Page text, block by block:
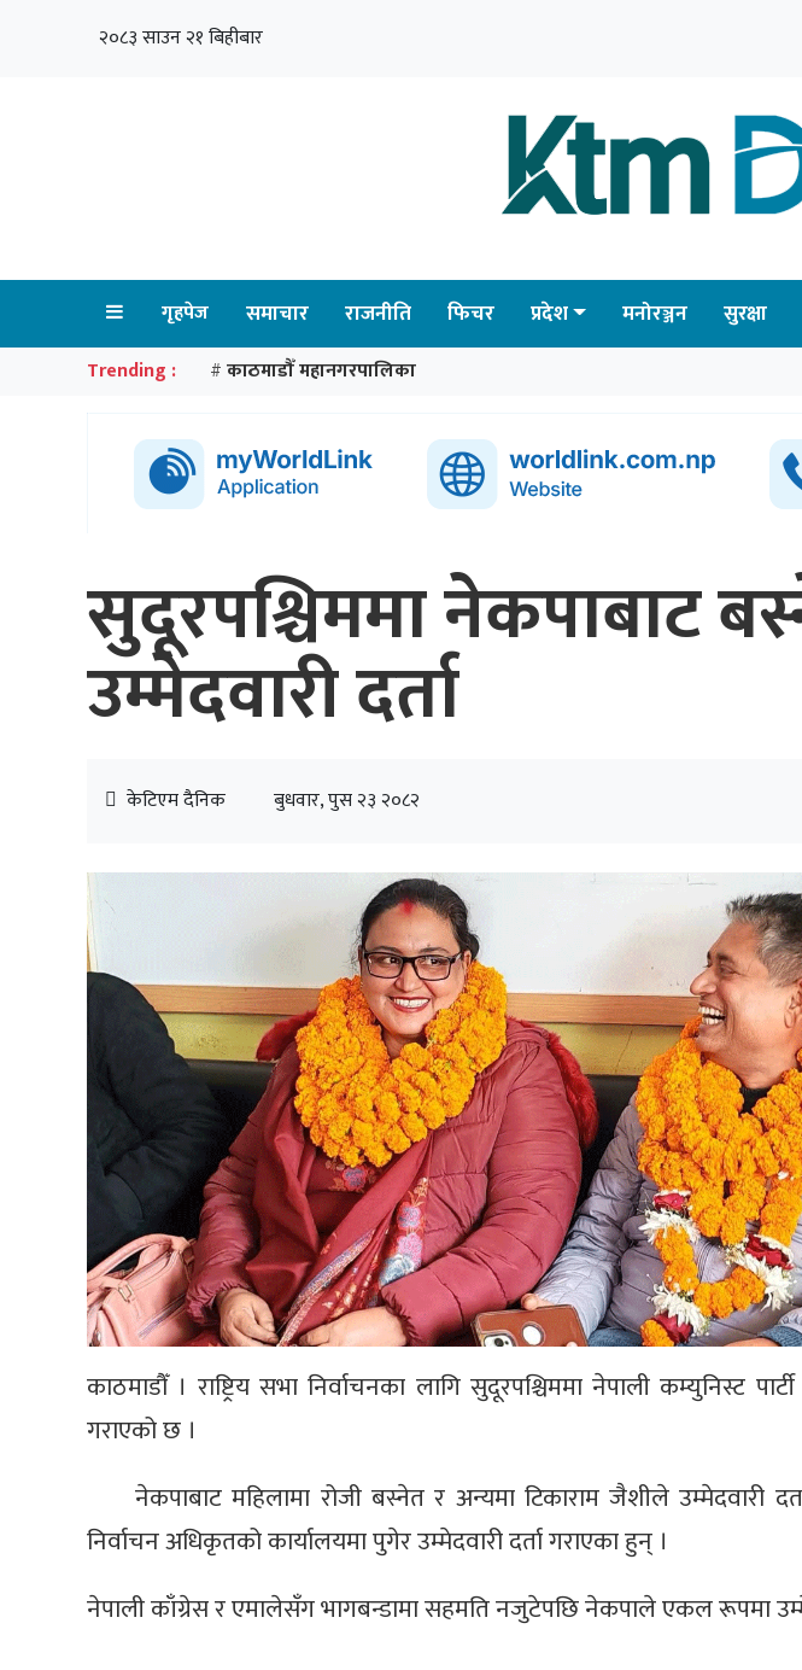
२०८३ साउन २१ बिहीबार
गृहपेज समाचार राजनीति फिचर प्रदेश मनोरञ्जन सुरक्षा
Trending : # काठमाडौँ महानगरपालिका
सुदूरपश्चिममा नेकपाबाट
उम्मेदवारी दर्ता
केटिएम दैनिक बुधवार, पुस २३ २०८२
काठमाडौँ । राष्ट्रिय सभा निर्वाचनका लागि सुदूरपश्चिममा नेपाली कम्युनिस्ट
गराएको छ ।
नेकपाबाट महिलामा रोजी बस्नेत र अन्यमा टिकाराम जैशीले उम्मेदवारी
निर्वाचन अधिकृतको कार्यालयमा पुगेर उम्मेदवारी दर्ता गराएका हुन् ।
नेपाली काँग्रेस र एमालेसँग भागबन्डामा सहमति नजुटेपछि नेकपाले एकल रूपमा